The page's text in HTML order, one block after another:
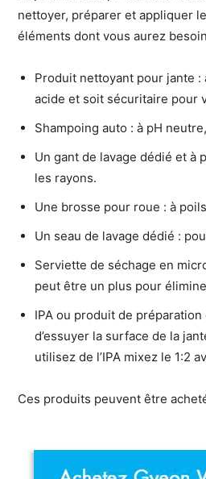
nettoyer, préparer et appliquer
éléments dont vous aurez
Produit nettoyant pour jante
acide et soit sécuritaire pour
Shampoing auto : à pH
Un gant de lavage dédié et
les rayons.
Une brosse pour roue : à
Un seau de lavage dédié :
Serviette de séchage en
peut être un plus pour
IPA ou produit de
d’essuyer la surface de la
utilisez de l’IPA mixez le 1:2
Ces produits peuvent être